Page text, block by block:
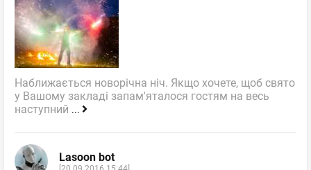
Наближається новорічна ніч. Якщо хочете, щоб свято
у Вашому закладі запам'яталося гостям на весь
наступний ...
Lasoon bot